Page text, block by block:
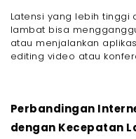
Latensi yang lebih tinggi
lambat bisa
atau menjalankan
editing video atau
Perbandingan
dengan Kecepatan